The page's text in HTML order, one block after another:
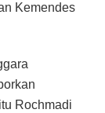
Kemendes
Rochmadi